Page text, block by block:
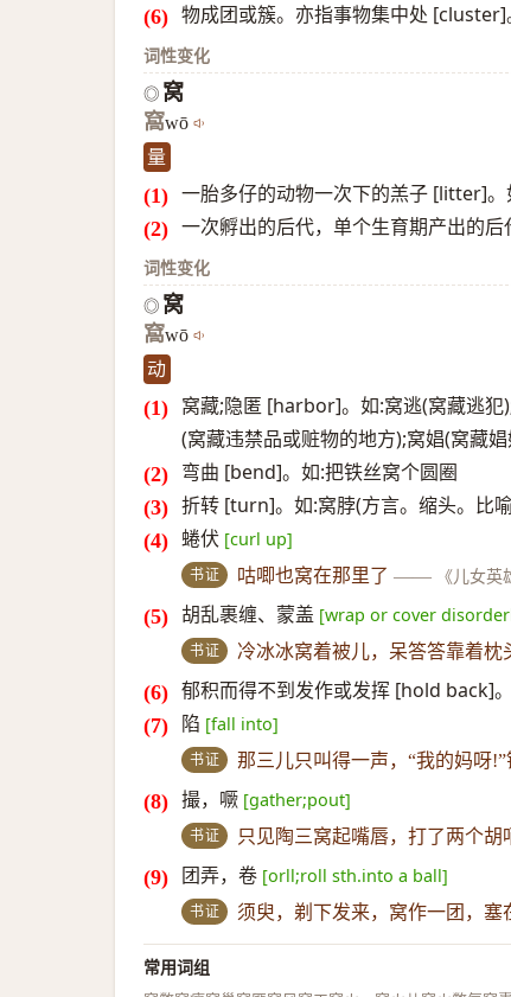
物成团或簇。亦指事物集中处
词性变化
◎ 窝
窩wō
量
一胎多仔的动物一次下的羔子 [litter]
一次孵出的后代，单个生育期产出的
词性变化
◎ 窝
窩wō
动
窝藏;隐匿 [harbor]。如:窝逃(窝藏逃犯
(窝藏违禁品或赃物的地方);窝娼(窝藏
弯曲 [bend]。如:把铁丝窝个圆圈
折转 [turn]。如:窝脖(方言。缩头。比
蜷伏 [curl up]
书证 咕唧也窝在那里了 —— 《儿女英
胡乱裹缠、蒙盖 [wrap or cover
书证 冷冰冰窝着被儿，呆答答靠着枕
郁积而得不到发作或发挥 [hold back]
陷 [fall into]
书证 那三儿只叫得一声，“我的妈呀
撮，噘 [gather;pout]
书证 只见陶三窝起嘴唇，打了两个
团弄，卷 [orll;roll sth.into a ball]
书证 须臾，剃下发来，窝作一团，塞
常用词组